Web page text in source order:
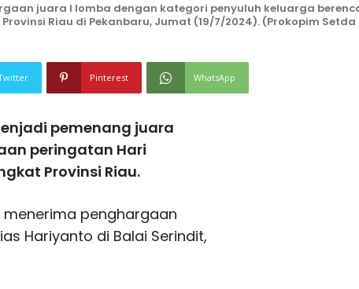
juara I lomba dengan kategori penyuluh keluarga
Riau di Pekanbaru, Jumat (19/7/2024). (Prokopim Setda
Pinterest WhatsApp
pemenang juara
peringatan Hari
Provinsi Riau.
menerima penghargaan
Hariyanto di Balai Serindit,